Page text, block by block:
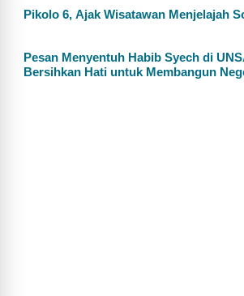
Pikolo 6, Ajak Wisatawan Menjelajah
Pesan Menyentuh Habib Syech di
Bersihkan Hati untuk Membangun